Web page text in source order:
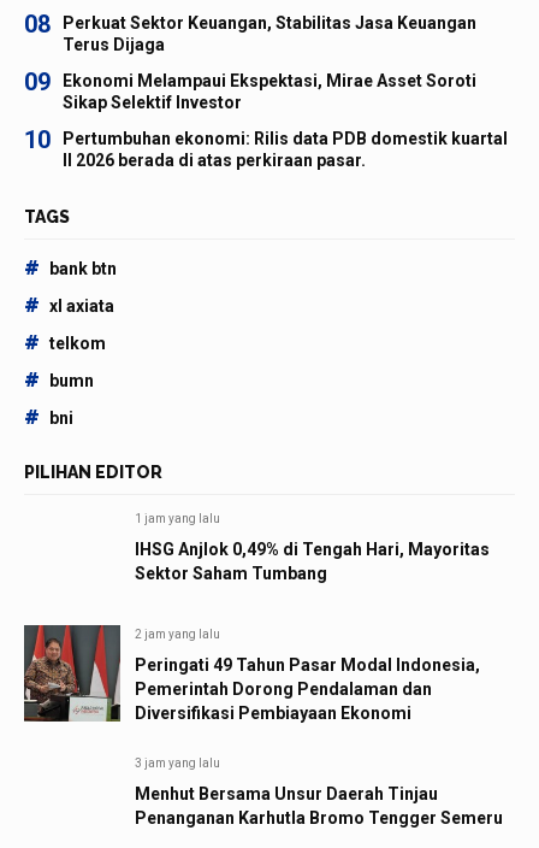
08
Perkuat Sektor Keuangan, Stabilitas Jasa Keuangan
Terus Dijaga
09
Ekonomi Melampaui Ekspektasi, Mirae Asset Soroti
Sikap Selektif Investor
10
Pertumbuhan ekonomi: Rilis data PDB domestik kuartal
II 2026 berada di atas perkiraan pasar.
TAGS
# bank btn
# xl axiata
# telkom
# bumn
# bni
PILIHAN EDITOR
1 jam yang lalu
IHSG Anjlok 0,49% di Tengah Hari, Mayoritas
Sektor Saham Tumbang
2 jam yang lalu
Peringati 49 Tahun Pasar Modal Indonesia,
Pemerintah Dorong Pendalaman dan
Diversifikasi Pembiayaan Ekonomi
3 jam yang lalu
Menhut Bersama Unsur Daerah Tinjau
Penanganan Karhutla Bromo Tengger Semeru